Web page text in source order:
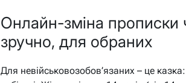
Онлайн-зміна прописки
зручно, для обраних
Для невійськовозобов’язаних – це